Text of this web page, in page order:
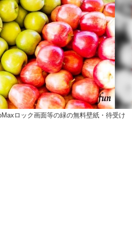
ロック画面等の緑の無料壁紙・待受け